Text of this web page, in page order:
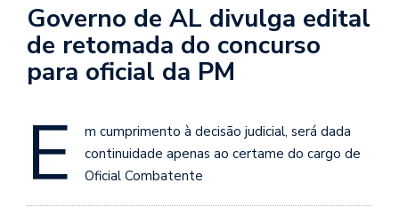
Governo de AL divulga edital
de retomada do concurso
para oficial da PM
E
m cumprimento à decisão judicial, será dada
continuidade apenas ao certame do cargo de
Oficial Combatente